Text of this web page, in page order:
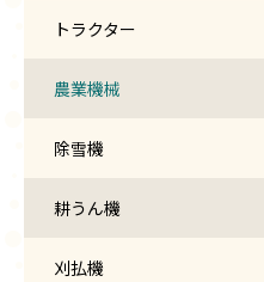
トラクター
農業機械
除雪機
耕うん機
刈払機